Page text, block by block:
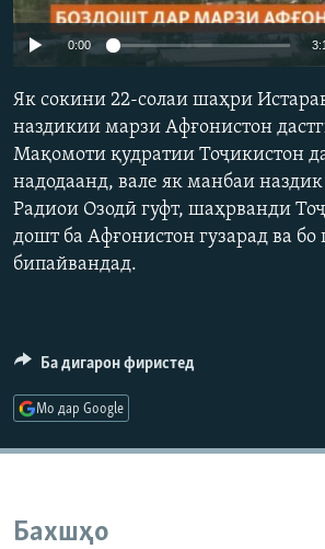
ГУЗОРИШҲОИ РАДИОӢ
Русский
ПАЙГИРӢ КУНЕД
Ҳамаи сомонаҳои RFE/RL
Auto
1080p
0:00
Як сокини 22-солаи шаҳри
наздикии марзи Афғонистон
Мақомоти қудратии Тоҷикистон
надодаанд, вале як манбаи
Радиои Озодӣ гуфт, шаҳрванди
дошт ба Афғонистон гузарад ва бо
бипайвандад.
Ба дигарон фиристед
Мо дар Google
Бахшҳо